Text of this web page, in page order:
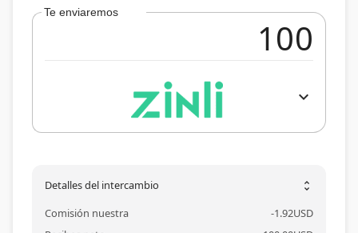
Te enviaremos
expand_more
Detalles del intercambio unfold_more
Comisión nuestra -1.92USD